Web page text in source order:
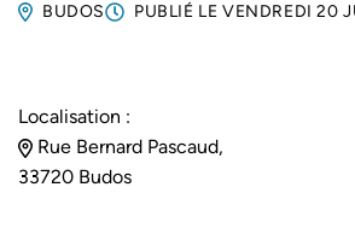
BUDOS
PUBLIÉ LE VENDREDI 20
Localisation :
Rue Bernard Pascaud,
33720 Budos